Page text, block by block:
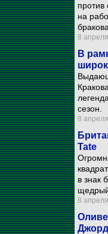
на
8
В
сезон.
8
Tate
в знак
8